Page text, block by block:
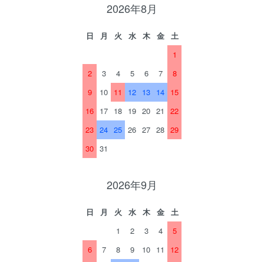
2026年8月
日 月 火 水 木 金
土
1
2
3 4 5 6 7
8
9
10 11 12 13 14 15
16 17 18 19 20 21
22
23 24 25 26 27 28 29
30 31
2026年9月
日 月 火 水 木 金
土
1
2 3 4
5
6
7 8 9 10 11
12